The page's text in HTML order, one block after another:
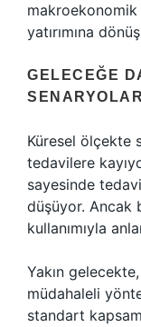
yatırımına
GELECEĞE
SENARYOLAR
Küresel ölçekte
tedavilere
sayesinde
düşüyor. Ancak
kullanımıyla
Yakın gelecekte,
müdahaleli
standart